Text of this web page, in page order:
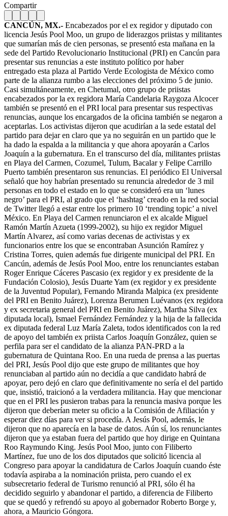
Compartir
CANCÚN, MX.- Encabezados por el ex regidor y diputado con
licencia Jesús Pool Moo, un grupo de liderazgos priistas y militantes
que sumarían más de cien personas, se presentó esta mañana en la
sede del Partido Revolucionario Institucional (PRI) en Cancún para
presentar sus renuncias a este instituto político por haber
entregado esta plaza al Partido Verde Ecologista de México como
parte de la alianza rumbo a las elecciones del próximo 5 de junio.
Casi simultáneamente, en Chetumal, otro grupo de priistas
encabezados por la ex regidora María Candelaria Raygoza Alcocer
también se presentó en el PRI local para presentar sus respectivas
renuncias, aunque los encargados de la oficina también se negaron a
aceptarlas. Los activistas dijeron que acudirían a la sede estatal del
partido para dejar en claro que ya no seguirán en un partido que le
ha dado la espalda a la militancia y que ahora apoyarán a Carlos
Joaquín a la gubernatura. En el transcurso del día, militantes priistas
en Playa del Carmen, Cozumel, Tulum, Bacalar y Felipe Carrillo
Puerto también presentaron sus renuncias. El periódico El Universal
señaló que hoy habrían presentado su renuncia alrededor de 3 mil
personas en todo el estado en lo que se consideró era un ‘lunes
negro’ para el PRI, al grado que el ‘hashtag’ creado en la red social
de Twitter llegó a estar entre los primero 10 ‘trending topic’ a nivel
México. En Playa del Carmen renunciaron el ex alcalde Miguel
Ramón Martín Azueta (1999-2002), su hijo ex regidor Miguel
Martín Alvarez, así como varias decenas de activistas y ex
funcionarios entre los que se encontraban Asunción Ramírez y
Cristina Torres, quien además fue dirigente municipal del PRI. En
Cancún, además de Jesús Pool Moo, entre los renunciantes estaban
Roger Enrique Cáceres Pascasio (ex regidor y ex presidente de la
Fundación Colosio), Jesús Duarte Yam (ex regidor y ex presidente
de la Juventud Popular), Fernando Miranda Malpica (ex presidente
del PRI en Benito Juárez), Lorenza Berumen Luévanos (ex regidora
y ex secretaria general del PRI en Benito Juárez), Martha Silva (ex
diputada local), Ismael Fernández Fernández y la hija de la fallecida
ex diputada federal Luz María Zaleta, todos identificados con la red
de apoyo del también ex priista Carlos Joaquín González, quien se
perfila para ser el candidato de la alianza PAN-PRD a la
gubernatura de Quintana Roo. En una rueda de prensa a las puertas
del PRI, Jesús Pool dijo que este grupo de militantes que hoy
renunciaban al partido aún no decidía a que candidato habrá de
apoyar, pero dejó en claro que definitivamente no sería el del partido
que, insistió, traicionó a la verdadera militancia. Hay que mencionar
que en el PRI les pusieron trabas para la renuncia masiva porque les
dijeron que deberían meter su oficio a la Comisión de Afiliación y
esperar diez días para ver si procedía. A Jesús Pool, además, le
dijeron que no aparecía en la base de datos. Aún sí, los renunciantes
dijeron que ya estaban fuera del partido que hoy dirige en Quintana
Roo Raymundo King. Jesús Pool Moo, junto con Filiberto
Martínez, fue uno de los dos diputados que solicitó licencia al
Congreso para apoyar la candidatura de Carlos Joaquín cuando éste
todavía aspiraba a la nominación priista, pero cuando el ex
subsecretario federal de Turismo renunció al PRI, sólo él ha
decidido seguirlo y abandonar el partido, a diferencia de Filiberto
que se quedó y refrendó su apoyo al gobernador Roberto Borge y,
ahora, a Mauricio Góngora.